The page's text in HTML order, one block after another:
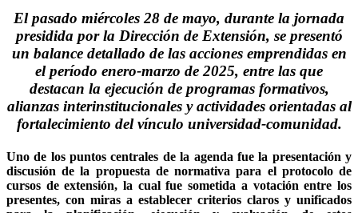
El pasado miércoles 28 de mayo, durante la jornada
presidida por la Dirección de Extensión, se presentó
un balance detallado de las acciones emprendidas en
el período enero-marzo de 2025, entre las que
destacan la ejecución de programas formativos,
alianzas interinstitucionales y actividades orientadas al
fortalecimiento del vínculo universidad-comunidad.
Uno de los puntos centrales de la agenda fue la presentación y
discusión de la propuesta de normativa para el protocolo de
cursos de extensión, la cual fue sometida a votación entre los
presentes, con miras a establecer criterios claros y unificados